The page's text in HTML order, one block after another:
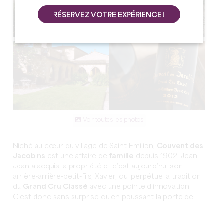
Niché au cœur du village de Saint-Emilion, Couvent des
Jacobins est une affaire de famille depuis 1902. Jean
Jean a acquis la propriété et c’est aujourd’hui son
arrière-arrière-petit-fils, Xavier, qui perpétue la tradition
du Grand Cru Classé avec une pointe d’innovation.
C’est donc sans surprise qu’en poussant la porte de
RÉSERVEZ VOTRE EXPÉRIENCE !